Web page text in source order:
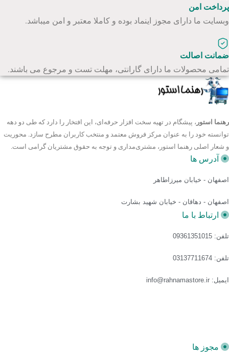
پرداخت امن
وبسایت ما دارای مجوز اینماد بوده و کاملا معتبر و امن میباشد.
ضمانت اصالت
تمامی محصولات ما دارای گارانتی، مهلت تست و مرجوع می باشند.
رهنما استور ، پیشگام در تهیه سخت افزار حرفه‌ای، این افتخار را دارد که طی دو دهه
توانسته خود را به عنوان مرکز فروش معتمد و منتخب کاربران مطرح سازد. محوریت
و شعار اصلی رهنما استور، مشتری‌مداری و توجه به حقوق مشتریان گرامی است.
آدرس ها
اصفهان - خیابان میرزاطاهر
اصفهان - دهاقان - خیابان شهید بشارت
ارتباط با ما
تلفن: 09361351015
تلفن: 03137711674
ایمیل: info@rahnamastore.ir
مجوز ها